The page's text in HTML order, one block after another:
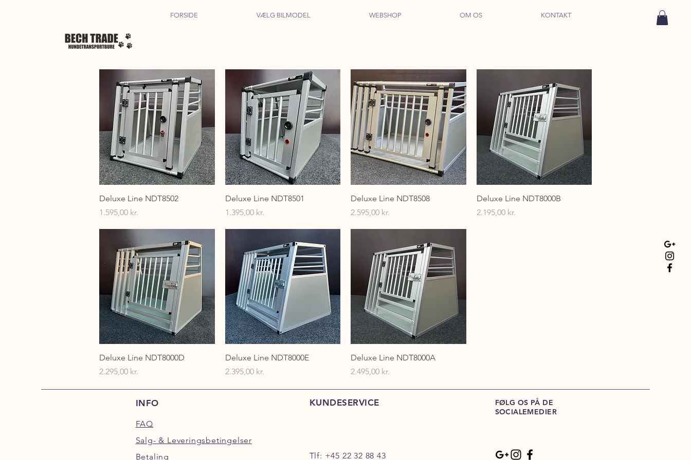
FORSIDE VÆLG BILMODEL WEBSHOP OM OS KONTAKT
Hurtigvisning
Deluxe Line NDT8502
Pris
1.595,00 kr.
Hurtigvisning
Deluxe Line NDT8501
Pris
1.395,00 kr.
Hurtigvisning
Deluxe Line NDT8508
Pris
2.595,00 kr.
Hurtigvisning
Deluxe Line NDT8000B
Pris
2.195,00 kr.
Hurtigvisning
Deluxe Line NDT8000D
Pris
2.295,00 kr.
Hurtigvisning
Deluxe Line NDT8000E
Pris
2.395,00 kr.
Hurtigvisning
Deluxe Line NDT8000A
Pris
2.495,00 kr.
INFO
FAQ
Salg- & Leveringsbetingelser
Betaling
KUNDESERVICE
Tlf: +45 22 32 88 43
FØLG OS PÅ DE
SOCIALEMEDIER